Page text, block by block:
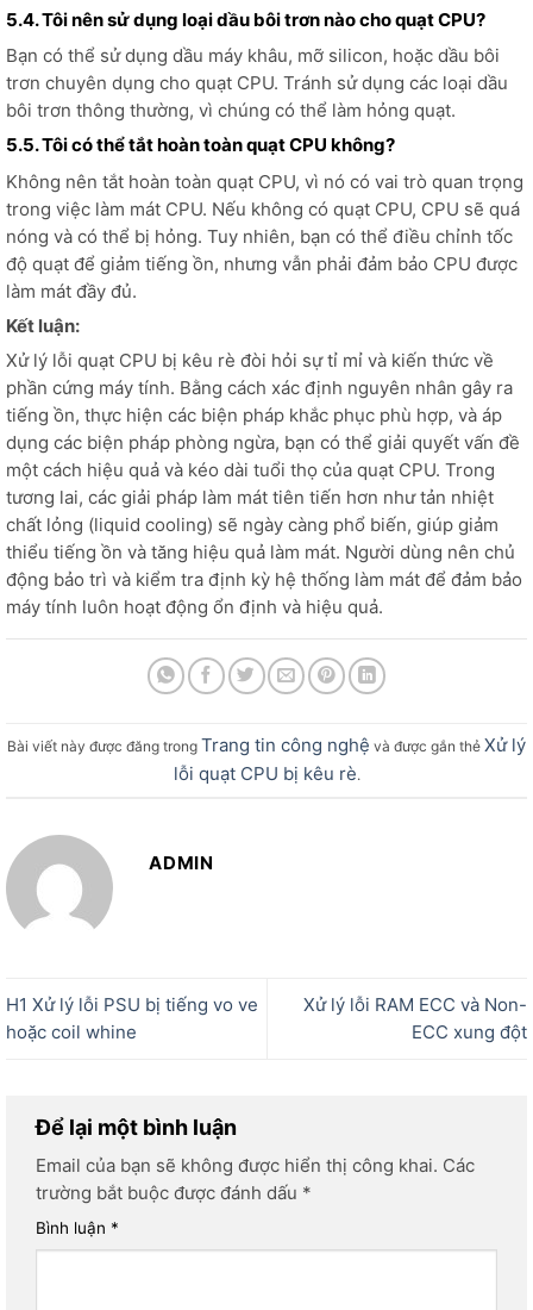
5.4. Tôi nên sử dụng loại dầu bôi trơn nào cho quạt CPU?
Bạn có thể sử dụng dầu máy khâu, mỡ silicon, hoặc dầu bôi
trơn chuyên dụng cho quạt CPU. Tránh sử dụng các loại dầu
bôi trơn thông thường, vì chúng có thể làm hỏng quạt.
5.5. Tôi có thể tắt hoàn toàn quạt CPU không?
Không nên tắt hoàn toàn quạt CPU, vì nó có vai trò quan trọng
trong việc làm mát CPU. Nếu không có quạt CPU, CPU sẽ quá
nóng và có thể bị hỏng. Tuy nhiên, bạn có thể điều chỉnh tốc
độ quạt để giảm tiếng ồn, nhưng vẫn phải đảm bảo CPU được
làm mát đầy đủ.
Kết luận:
Xử lý lỗi quạt CPU bị kêu rè đòi hỏi sự tỉ mỉ và kiến thức về
phần cứng máy tính. Bằng cách xác định nguyên nhân gây ra
tiếng ồn, thực hiện các biện pháp khắc phục phù hợp, và áp
dụng các biện pháp phòng ngừa, bạn có thể giải quyết vấn đề
một cách hiệu quả và kéo dài tuổi thọ của quạt CPU. Trong
tương lai, các giải pháp làm mát tiên tiến hơn như tản nhiệt
chất lỏng (liquid cooling) sẽ ngày càng phổ biến, giúp giảm
thiểu tiếng ồn và tăng hiệu quả làm mát. Người dùng nên chủ
động bảo trì và kiểm tra định kỳ hệ thống làm mát để đảm bảo
máy tính luôn hoạt động ổn định và hiệu quả.
Bài viết này được đăng trong Trang tin công nghệ và được gắn thẻ Xử lý
lỗi quạt CPU bị kêu rè.
ADMIN
H1 Xử lý lỗi PSU bị tiếng vo ve
hoặc coil whine
Xử lý lỗi RAM ECC và Non-
ECC xung đột
Để lại một bình luận
Email của bạn sẽ không được hiển thị công khai. Các
trường bắt buộc được đánh dấu *
Bình luận *